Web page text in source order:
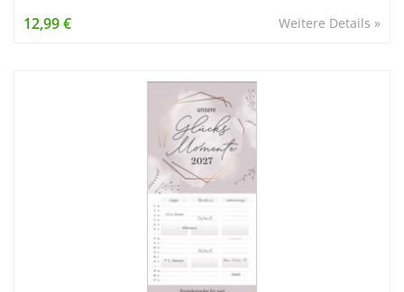
Weitere Details »
12,99 €